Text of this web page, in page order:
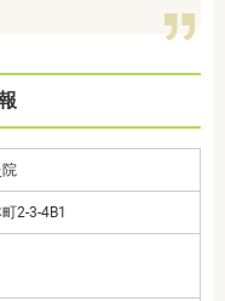
2-3-4B1